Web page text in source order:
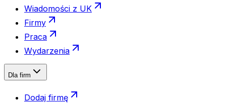
Wiadomości z UK
Firmy
Praca
Wydarzenia
Dla firm
Dodaj firmę